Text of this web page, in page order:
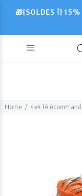
🎁[SOLDES !]
Home 4x4